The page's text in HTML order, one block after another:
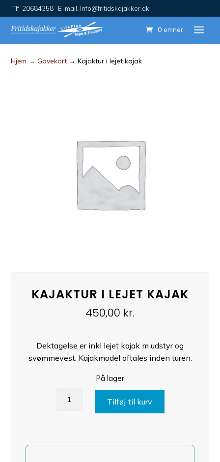
Tlf. 20684358 E-mail. Info@fritidskajakker.dk
0 emner
Hjem →Gavekort → Kajaktur i lejet kajak
KAJAKTUR I LEJET KAJAK
450,00 kr.
Dektagelse er inkl lejet kajak m udstyr og
svømmevest. Kajakmodel aftales inden turen.
På lager
Tilføj til kurv